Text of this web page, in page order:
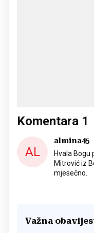
Komentara 1
AL
almina45
Hvala Bogu
Mitrović iz
mjesečno.
Važna